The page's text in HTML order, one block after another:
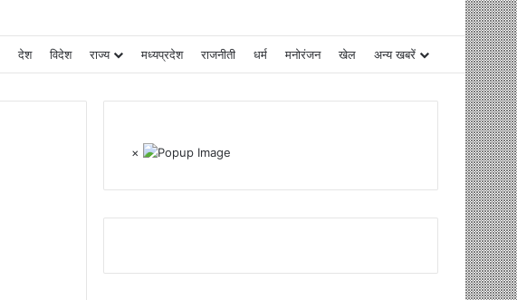
देश विदेश राज्य मध्यप्रदेश राजनीती धर्म मनोरंजन खेल अन्य खबरें
×